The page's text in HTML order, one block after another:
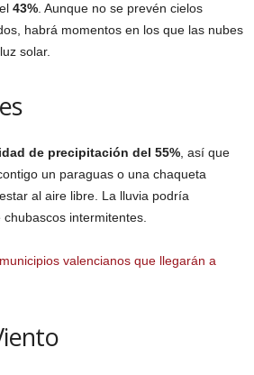
43%. Aunque no se prevén cielos
habrá momentos en los que las nubes
solar.
de precipitación del 55%, así que
un paraguas o una chaqueta
al aire libre. La lluvia podría
intermitentes.
valencianos que llegarán a